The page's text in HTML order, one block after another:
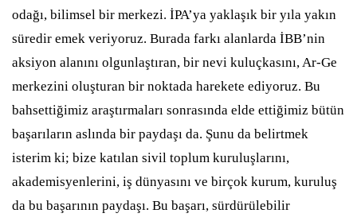
odağı, bilimsel bir merkezi. İPA’ya yaklaşık bir yıla yakın
süredir emek veriyoruz. Burada farkı alanlarda İBB’nin
aksiyon alanını olgunlaştıran, bir nevi kuluçkasını, Ar-Ge
merkezini oluşturan bir noktada harekete ediyoruz. Bu
bahsettiğimiz araştırmaları sonrasında elde ettiğimiz bütün
başarıların aslında bir paydaşı da. Şunu da belirtmek
isterim ki; bize katılan sivil toplum kuruluşlarını,
akademisyenlerini, iş dünyasını ve birçok kurum, kuruluş
da bu başarının paydaşı. Bu başarı, sürdürülebilir